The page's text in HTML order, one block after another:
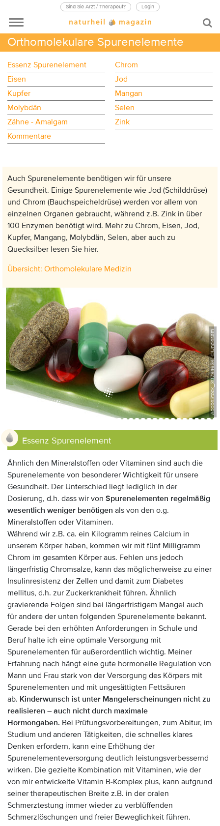
Sind Sie Arzt / Therapeut? Login
Orthomolekulare Spurenelemente
Essenz Spurenelement
Chrom
Eisen
Jod
Kupfer
Mangan
Molybdän
Selen
Zähne - Amalgam
Zink
Kommentare
Auch Spurenelemente benötigen wir für unsere
Gesundheit. Einige Spurenelemente wie Jod (Schilddrüse)
und Chrom (Bauchspeicheldrüse) werden vor allem von
einzelnen Organen gebraucht, während z.B. Zink in über
100 Enzymen benötigt wird. Mehr zu Chrom, Eisen, Jod,
Kupfer, Mangang, Molybdän, Selen, aber auch zu
Quecksilber lesen Sie hier.
Übersicht: Orthomolekulare Medizin
AdobeStock_30784634, ©Unclesam
Anzeige:Essenz Spurenelement
Ähnlich den Mineralstoffen oder Vitaminen sind auch die
Spurenelemente von besonderer Wichtigkeit für unsere
Gesundheit. Der Unterschied liegt lediglich in der
Dosierung, d.h. dass wir von Spurenelementen regelmäßig
wesentlich weniger benötigen als von den o.g.
Mineralstoffen oder Vitaminen.
Während wir z.B. ca. ein Kilogramm reines Calcium in
unserem Körper haben, kommen wir mit fünf Milligramm
Chrom im gesamten Körper aus. Fehlen uns jedoch
längerfristig Chromsalze, kann das möglicherweise zu einer
Insulinresistenz der Zellen und damit zum Diabetes
mellitus, d.h. zur Zuckerkrankheit führen. Ähnlich
gravierende Folgen sind bei längerfristigem Mangel auch
für andere der unten folgenden Spurenelemente bekannt.
Gerade bei den erhöhten Anforderungen in Schule und
Beruf halte ich eine optimale Versorgung mit
Spurenelementen für außerordentlich wichtig. Meiner
Erfahrung nach hängt eine gute hormonelle Regulation von
Mann und Frau stark von der Versorgung des Körpers mit
Spurenelementen und mit ungesättigten Fettsäuren
ab. Kinderwunsch ist unter Mangelerscheinungen nicht zu
realisieren – auch nicht durch maximale
Hormongaben. Bei Prüfungsvorbereitungen, zum Abitur, im
Studium und anderen Tätigkeiten, die schnelles klares
Denken erfordern, kann eine Erhöhung der
Spurenelementeversorgung deutlich leistungsverbessernd
wirken. Die gezielte Kombination mit Vitaminen, wie der
von mir entwickelte Vitamin B-Komplex plus, kann aufgrund
seiner therapeutischen Breite z.B. in der oralen
Schmerztestung immer wieder zu verblüffenden
Schmerzlöschungen und freier Beweglichkeit führen.